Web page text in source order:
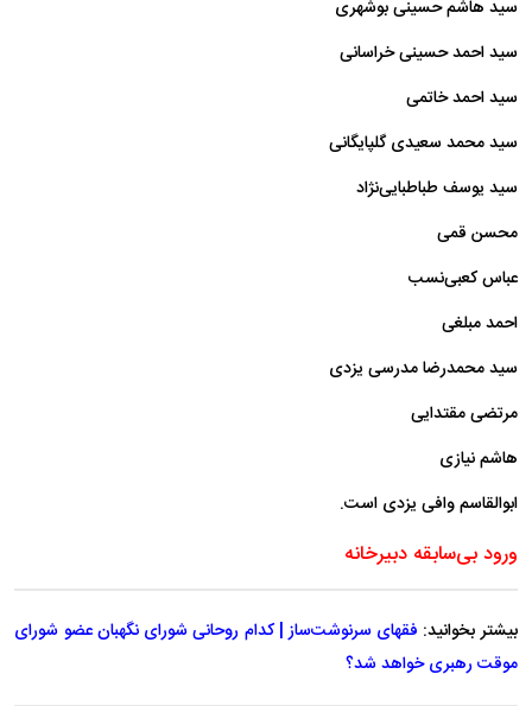
سید هاشم حسینی بوشهری
سید احمد حسینی خراسانی
سید احمد خاتمی
سید محمد سعیدی گلپایگانی
سید یوسف طباطبایی‌نژاد
محسن قمی
عباس کعبی‌نسب
احمد مبلغی
سید محمدرضا مدرسی یزدی
مرتضی مقتدایی
هاشم نیازی
ابوالقاسم وافی یزدی است.
ورود بی‌سابقه دبیرخانه
بیشتر بخوانید: فقهای سرنوشت‌ساز | کدام روحانی شورای نگهبان عضو شورای
موقت رهبری خواهد شد؟